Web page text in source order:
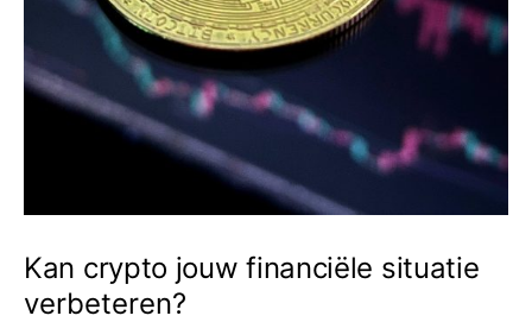
Kan crypto jouw financiële situatie
verbeteren?